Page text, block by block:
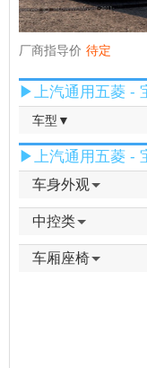
厂商指导价 待定
▶上汽通用五菱 -
车型▼
▶上汽通用五菱 -
车身外观
中控类
车厢座椅